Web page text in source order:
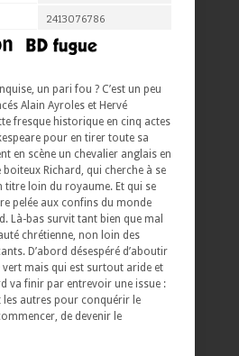
2413076786
un pari fou ? C’est un peu
Alain Ayroles et Hervé
fresque historique en cinq actes
pour en tirer toute sa
en scène un chevalier anglais en
Richard, qui cherche à se
titre loin du royaume. Et qui se
pelée aux confins du monde
Là-bas survit tant bien que mal
chrétienne, non loin des
D’abord désespéré d’aboutir
vert mais qui est surtout aride et
va finir par entrevoir une issue :
les autres pour conquérir le
de devenir le